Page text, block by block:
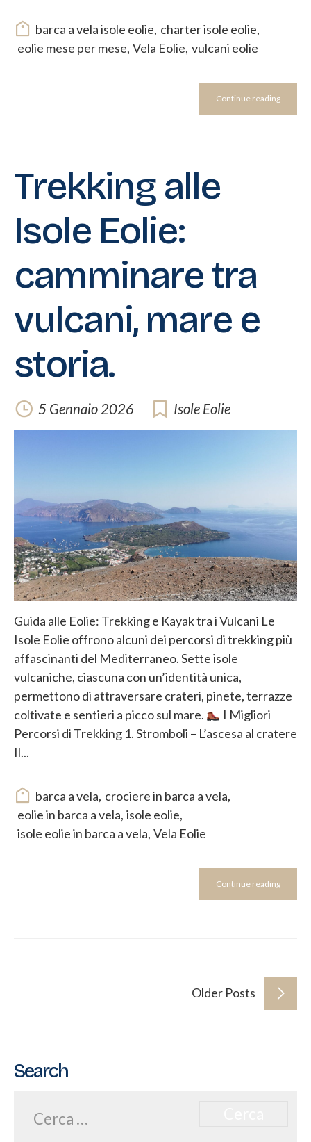
barca a vela isole eolie, charter isole eolie,
eolie mese per mese, Vela Eolie, vulcani eolie
Continue reading
Trekking alle
Isole Eolie:
camminare tra
vulcani, mare e
storia.
5 Gennaio 2026 Isole Eolie
Guida alle Eolie: Trekking e Kayak tra i Vulcani Le
Isole Eolie offrono alcuni dei percorsi di trekking più
affascinanti del Mediterraneo. Sette isole
vulcaniche, ciascuna con un’identità unica,
permettono di attraversare crateri, pinete, terrazze
coltivate e sentieri a picco sul mare.
I Migliori
Percorsi di Trekking 1. Stromboli – L’ascesa al cratere
Il...
barca a vela, crociere in barca a vela,
eolie in barca a vela, isole eolie,
isole eolie in barca a vela, Vela Eolie
Continue reading
Older Posts
Search
per: